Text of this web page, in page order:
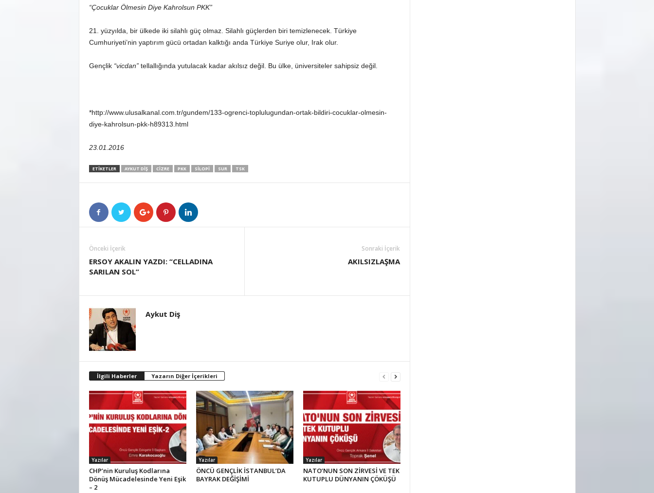
“Çocuklar Ölmesin Diye Kahrolsun PKK”
21. yüzyılda, bir ülkede iki silahlı güç olmaz. Silahlı güçlerden biri temizlenecek. Türkiye
Cumhuriyeti’nin yaptırım gücü ortadan kalktığı anda Türkiye Suriye olur, Irak olur.
Gençlik “vicdan”tellallığında yutulacak kadar akılsız değil. Bu ülke, üniversiteler sahipsiz değil.
*http://www.ulusalkanal.com.tr/gundem/133-ogrenci-toplulugundan-ortak-bildiri-cocuklar-olmesin-
diye-kahrolsun-pkk-h89313.html
23.01.2016
ETIKETLER AYKUT DIŞ CIZRE PKK SILOPI SUR TSK
Önceki İçerik
ERSOY AKALIN YAZDI: “CELLADINA
SARILAN SOL”
Sonraki İçerik
AKILSIZLAŞMA
Aykut Diş
İlgili Haberler Yazarın Diğer İçerikleri
Yazılar
CHP’nin Kuruluş Kodlarına
Dönüş Mücadelesinde Yeni Eşik
– 2
Yazılar
ÖNCÜ GENÇLİK İSTANBUL’DA
BAYRAK DEĞİŞİMİ
Yazılar
NATO’NUN SON ZİRVESİ VE TEK
KUTUPLU DÜNYANIN ÇÖKÜŞÜ